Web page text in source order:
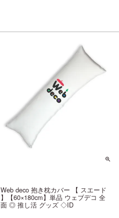
Web deco 抱き枕カバー 【 スエード
】【60×180cm】単品 ウェブデコ 全
面 ◎ 推し活 グッズ ◇ID